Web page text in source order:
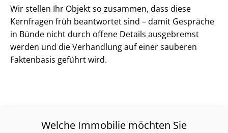
Wir stellen Ihr Objekt so zusammen, dass diese
Kernfragen früh beantwortet sind – damit Gespräche
in Bünde nicht durch offene Details ausgebremst
werden und die Verhandlung auf einer sauberen
Faktenbasis geführt wird.
Welche Immobilie möchten Sie